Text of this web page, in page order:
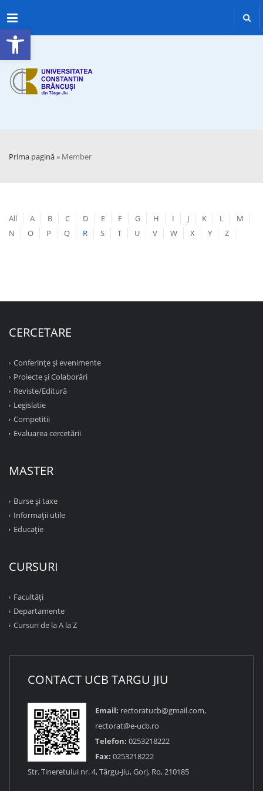
Deschide bara de unelte
Menu
Prima pagină» Member
All A B C D E F G H I J K L
M
N
O P Q R S T U V W X Y Z
CERCETARE
Conferinţe şi evenimente
Proiecte şi Colaborări
Reviste/Editură
Legislatie
Competitii
Evaluarea cercetării
MASTER
Burse și taxe
Informații utile
Educație
CURSURI
Facultăţi
Departamente
Cursuri de la A la Z
CONTACT UCB TARGU JIU
Email: rectoratucb@gmail.com,
rectorat@e-ucb.ro
Telefon: 0253218222
Fax: 0253218222
Str. Tineretului nr. 4, Târgu-Jiu, Gorj, Ro, 210185